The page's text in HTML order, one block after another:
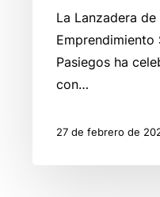
La Lanzadera
Emprendimiento
Pasiegos ha
con…
27 de febrero de